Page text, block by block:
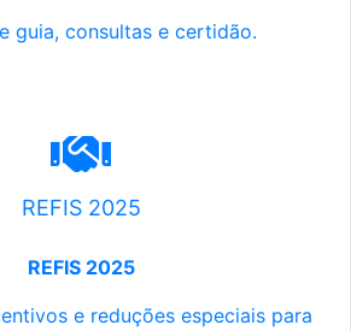
guia, consultas e certidão.
REFIS 2025
REFIS 2025
e reduções especiais para